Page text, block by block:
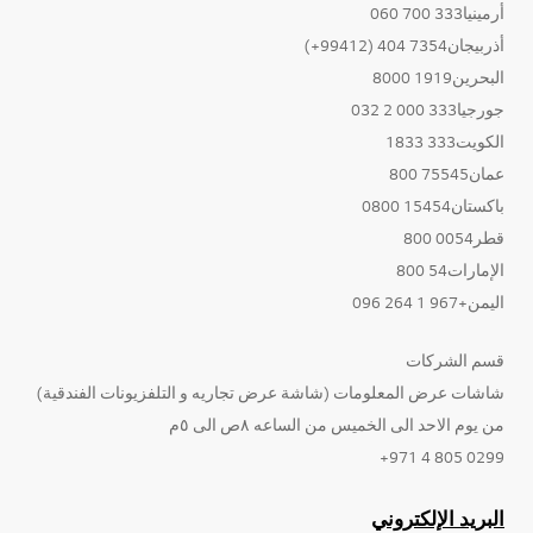
أرمينيا333 700 060
أذربيجان7354 404 (99412+)
البحرين1919 8000
جورجيا333 000 2 032
الكويت333 1833
عمان75545 800
باكستان15454 0800
قطر0054 800
الإمارات54 800
اليمن+967 1 264 096
قسم الشركات
شاشات عرض المعلومات (شاشة عرض تجاريه و التلفزيونات الفندقية)
من يوم الاحد الى الخميس من الساعه ٨ص الى ٥م
0299 805 4 971+
البريد الإلكتروني